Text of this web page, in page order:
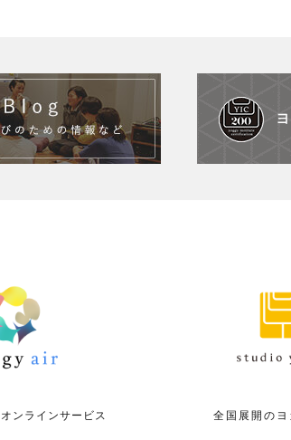
オンラインサービス 全国展開の